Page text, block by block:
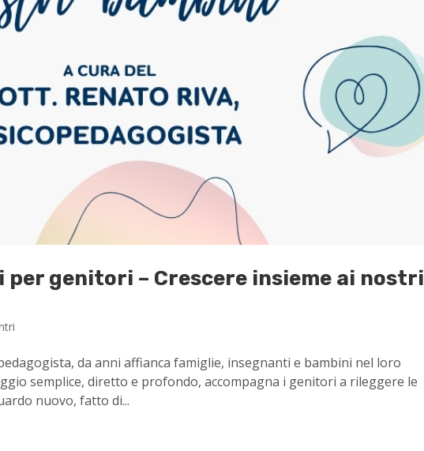
genitori – Crescere insieme ai nostri
da anni affianca famiglie, insegnanti e bambini nel loro
semplice, diretto e profondo, accompagna i genitori a rileggere le
nuovo, fatto di...